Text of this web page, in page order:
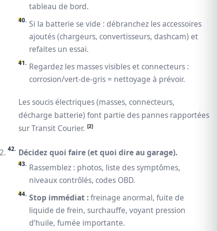
tableau de bord.
Si la batterie se vide : débranchez les accessoires
ajoutés (chargeurs, convertisseurs, dashcam) et
refaites un essai.
Regardez les masses visibles et connecteurs :
corrosion/vert‑de‑gris = nettoyage à prévoir.
Les soucis électriques (masses, connecteurs,
décharge batterie) font partie des pannes rapportées
sur Transit Courier. [2]
Décidez quoi faire (et quoi dire au garage).
Rassemblez : photos, liste des symptômes,
niveaux contrôlés, codes OBD.
Stop immédiat :freinage anormal, fuite de
liquide de frein, surchauffe, voyant pression
d’huile, fumée importante.